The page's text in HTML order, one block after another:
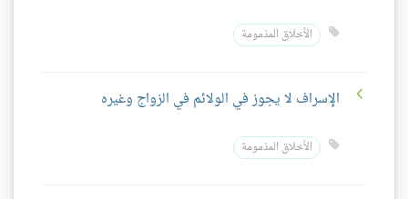
الأخلاق المذمومة
الإسراف لا يجوز في الولائم في الزواج وغيره
الأخلاق المذمومة